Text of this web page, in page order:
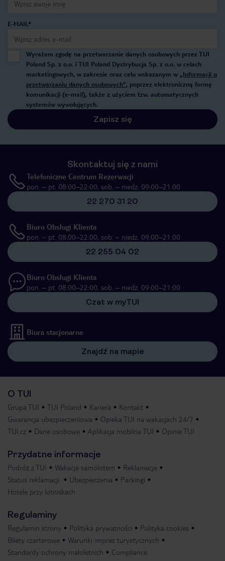
E-MAIL*
Wyrażam zgodę na przetwarzanie danych osobowych przez TUI
Poland Sp. z o.o. i TUI Poland Dystrybucja Sp. z o.o. w celach
marketingowych, w zakresie oraz celu wskazanym w „Informacji o
przetwarzaniu danych osobowych”, poprzez elektroniczną formę
komunikacji (e-mail), także z użyciem tzw. automatycznych
systemów wywołujących.
Zapisz się
Skontaktuj się z nami
Telefoniczne Centrum Rezerwacji
pon. – pt. 08:00–22:00, sob. – niedz. 09:00–21:00
22 270 31 20
Biuro Obsługi Klienta
pon. – pt. 08:00–22:00, sob. – niedz. 09:00–21:00
22 255 04 02
Biuro Obsługi Klienta
pon. – pt. 08:00–22:00, sob. – niedz. 09:00–21:00
Czat w myTUI
Biura stacjonarne
Znajdź na mapie
O TUI
Grupa TUI TUI Poland Kariera
Kontakt
Gwarancja ubezpieczeniowa
Opieka TUI na wakacjach 24/7
TUI.cz
Dane osobowe Aplikacja mobilna TUI Opinie TUI
Przydatne informacje
Podróż z TUI Wakacje samolotem
Reklamacje
Status reklamacji
Ubezpieczenia
Parkingi
Hotele przy lotniskach
Regulaminy
Regulamin strony Polityka prywatności
Polityka cookies
Bilety czarterowe
Warunki imprez turystycznych
Standardy ochrony małoletnich
Compliance